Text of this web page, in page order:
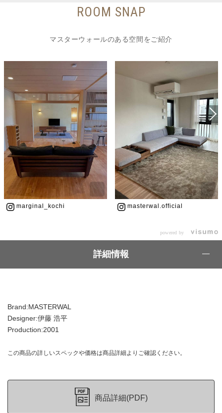
ROOM SNAP
マスターウォールのある空間をご紹介
marginal_kochi masterwal.official
powered by
詳細情報
Brand:MASTERWAL
Designer:伊藤 浩平
Production:2001
この商品の詳しいスペックや価格は商品詳細よりご確認ください。
商品詳細(PDF)